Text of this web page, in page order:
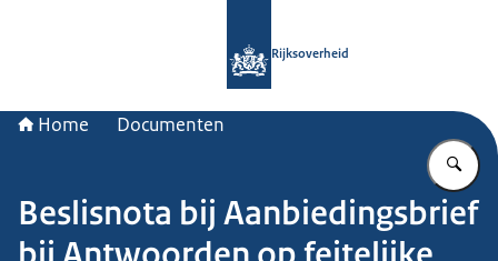
Rijksoverheid
Home Documenten
Beslisnota bij Aanbiedingsbrief